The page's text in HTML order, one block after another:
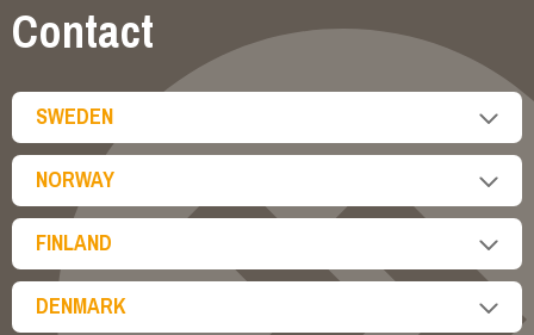
Contact
SWEDEN
NORWAY
FINLAND
DENMARK